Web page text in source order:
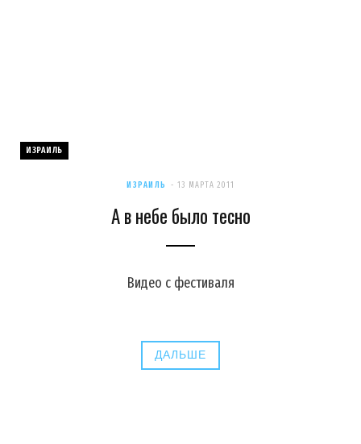
ИЗРАИЛЬ
ИЗРАИЛЬ 13 МАРТА 2011
А в небе было тесно
Видео с фестиваля
ДАЛЬШЕ